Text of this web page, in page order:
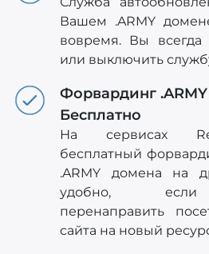
Вашем .ARMY
вовремя. Вы
или выключить
Форвардинг
Бесплатно
На сервисах
бесплатный
.ARMY домена на
удобно, если
перенаправить
сайта на новый